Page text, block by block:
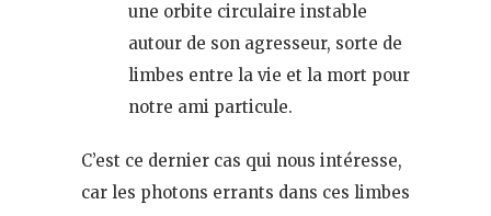
une orbite circulaire instable
autour de son agresseur, sorte de
limbes entre la vie et la mort pour
notre ami particule.
C’est ce dernier cas qui nous intéresse,
car les photons errants dans ces limbes